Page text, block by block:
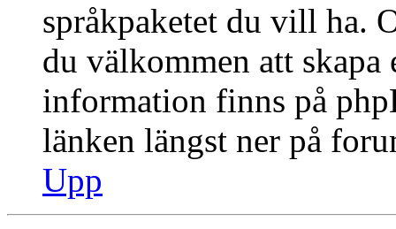
språkpaketet du vill ha.
du välkommen att
information finns på
länken längst ner på
Upp